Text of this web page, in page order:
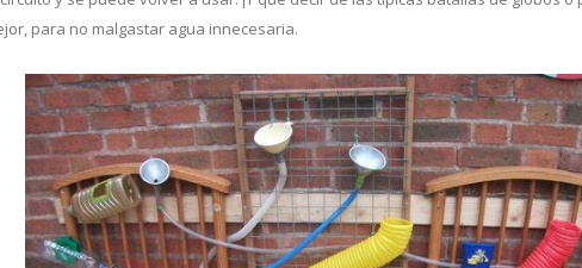
para no malgastar agua innecesaria.